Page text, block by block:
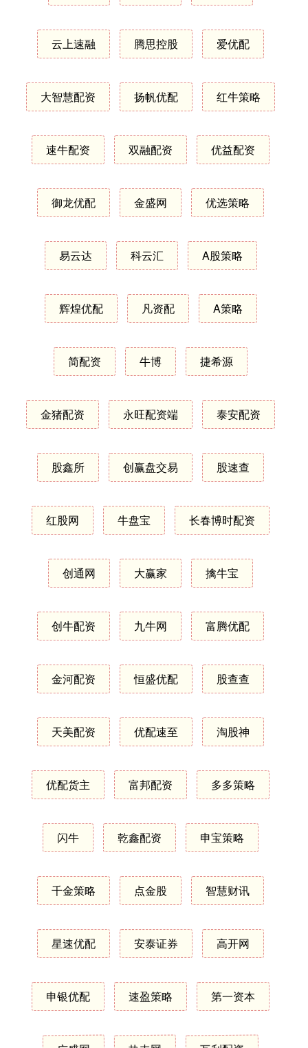
云上速融 腾思控股 爱优配
大智慧配资 扬帆优配 红牛策略
速牛配资 双融配资 优益配资
御龙优配 金盛网 优选策略
易云达 科云汇 A股策略
辉煌优配 凡资配 A策略
简配资 牛博 捷希源
金猪配资 永旺配资端 泰安配资
股鑫所 创赢盘交易 股速查
红股网 牛盘宝 长春博时配资
创通网 大赢家 擒牛宝
创牛配资 九牛网 富腾优配
金河配资 恒盛优配 股查查
天美配资 优配速至 淘股神
优配货主 富邦配资 多多策略
闪牛 乾鑫配资 申宝策略
千金策略 点金股 智慧财讯
星速优配 安泰证券 高开网
申银优配 速盈策略 第一资本